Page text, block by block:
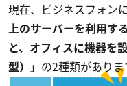
現在、ビジネスフォン
上のサーバーを利用す
と、オフィスに機器を
型）」 の2種類がありま